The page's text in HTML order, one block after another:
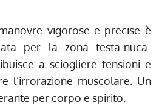
vigorose e precise è
per la zona testa-nuca-
a sciogliere tensioni e
l’irrorazione muscolare. Un
per corpo e spirito.